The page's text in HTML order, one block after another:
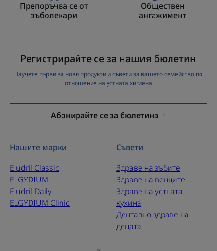
Препоръчва се от
зъболекари
Обществен
ангажимент
Регистрирайте се за нашия бюлетин
Научете първи за нови продукти и съвети за вашето семейство по
отношение на устната хигиена
Абонирайте се за бюлетина
Нашите марки
Eludril Classic
ELGYDIUM
Eludril Daily
ELGYDIUM Clinic
Съвети
Здраве на зъбите
Здраве на венците
Здраве на устната
кухина
Дентално здраве на
децата